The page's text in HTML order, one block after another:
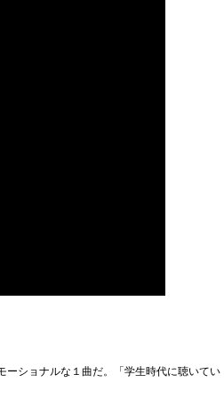
ショナルな１曲だ。「学生時代に聴いてい